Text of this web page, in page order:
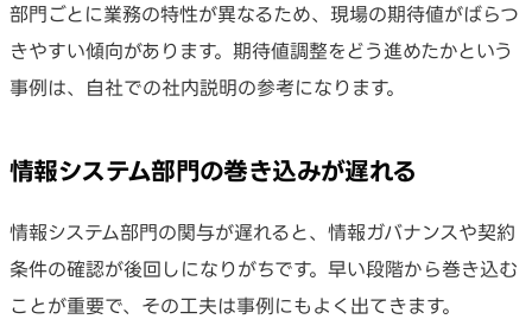
部門ごとに業務の特性が異なるため、現場の期待値がばらつ
きやすい傾向があります。期待値調整をどう進めたかという
事例は、自社での社内説明の参考になります。
情報システム部門の巻き込みが遅れる
情報システム部門の関与が遅れると、情報ガバナンスや契約
条件の確認が後回しになりがちです。早い段階から巻き込む
ことが重要で、その工夫は事例にもよく出てきます。